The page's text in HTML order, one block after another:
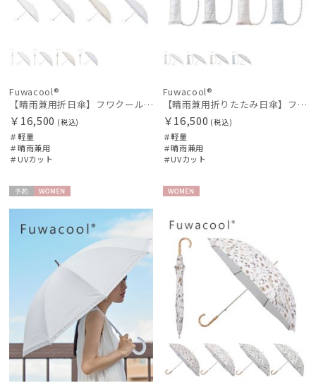
件
Fuwacool®
【晴雨兼用折日傘】フワクール®ホワイト（Fuwacool® White）トーンonトーン 1級遮光 遮熱 UV99%以上
￥16,500 (税込)
＃軽量
＃晴雨兼用
＃UVカット
Fuwacool®
【晴雨兼用折りたたみ日傘】フワクール®ホワイト（Fuwacool® White）チューブスタイル
￥16,500 (税込)
＃軽量
＃晴雨兼用
＃UVカット
N